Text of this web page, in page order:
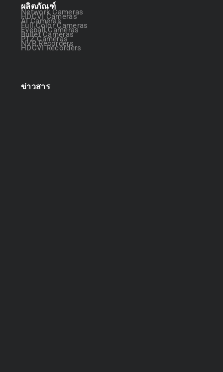
ผลิตภัณฑ์
Network Cameras
HDCVI Cameras
AI Cameras
Full Color Cameras
Eyeball Cameras
Bullet Cameras
PTZ Cameras
NVR Recorders
HDCVI Recorders
ข่าวสาร